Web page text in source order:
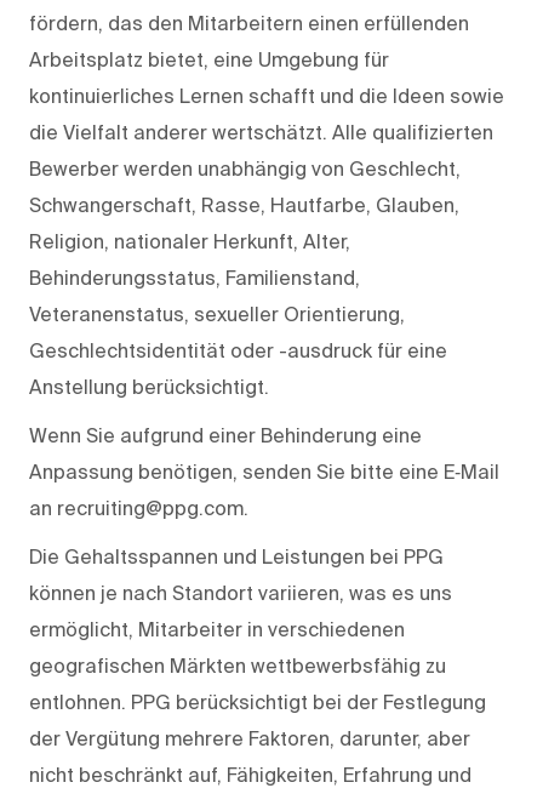
fördern, das den Mitarbeitern einen erfüllenden
Arbeitsplatz bietet, eine Umgebung für
kontinuierliches Lernen schafft und die Ideen sowie
die Vielfalt anderer wertschätzt. Alle qualifizierten
Bewerber werden unabhängig von Geschlecht,
Schwangerschaft, Rasse, Hautfarbe, Glauben,
Religion, nationaler Herkunft, Alter,
Behinderungsstatus, Familienstand,
Veteranenstatus, sexueller Orientierung,
Geschlechtsidentität oder -ausdruck für eine
Anstellung berücksichtigt.
Wenn Sie aufgrund einer Behinderung eine
Anpassung benötigen, senden Sie bitte eine E‑Mail
an recruiting@ppg.com.
Die Gehaltsspannen und Leistungen bei PPG
können je nach Standort variieren, was es uns
ermöglicht, Mitarbeiter in verschiedenen
geografischen Märkten wettbewerbsfähig zu
entlohnen. PPG berücksichtigt bei der Festlegung
der Vergütung mehrere Faktoren, darunter, aber
nicht beschränkt auf, Fähigkeiten, Erfahrung und